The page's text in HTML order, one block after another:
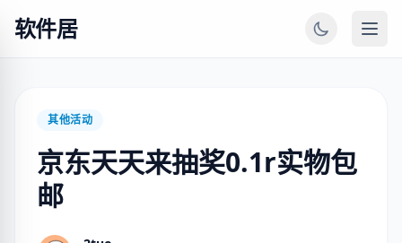
软件居
其他活动
京东天天来抽奖0.1r实物包
邮